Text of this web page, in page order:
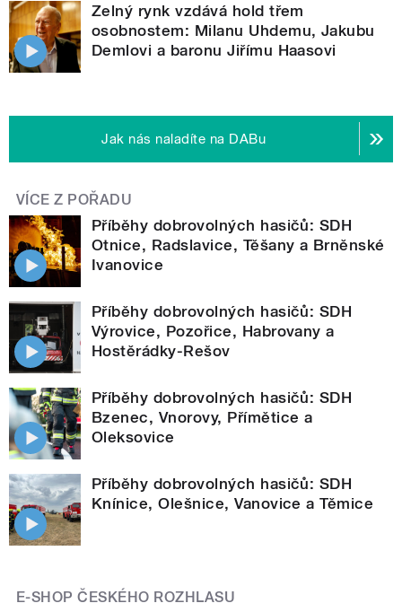
Zelný rynk vzdává hold třem
osobnostem: Milanu Uhdemu, Jakubu
Demlovi a baronu Jiřímu Haasovi
Jak nás naladíte na DABu
VÍCE Z POŘADU
Příběhy dobrovolných hasičů: SDH
Otnice, Radslavice, Těšany a Brněnské
Ivanovice
Příběhy dobrovolných hasičů: SDH
Výrovice, Pozořice, Habrovany a
Hostěrádky-Rešov
Příběhy dobrovolných hasičů: SDH
Bzenec, Vnorovy, Přímětice a
Oleksovice
Příběhy dobrovolných hasičů: SDH
Knínice, Olešnice, Vanovice a Těmice
E-SHOP ČESKÉHO ROZHLASU